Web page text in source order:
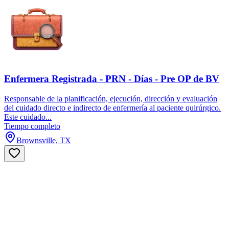
Enfermera Registrada - PRN - Días - Pre OP de BV
Responsable de la planificación, ejecución, dirección y evaluación
del cuidado directo e indirecto de enfermería al paciente quirúrgico.
Este cuidado...
Tiempo completo
Brownsville, TX